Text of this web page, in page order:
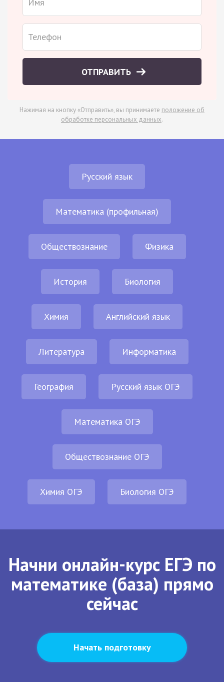
ОТПРАВИТЬ
Нажимая на кнопку «Отправить», вы принимаете положение об
обработке персональных данных.
Русский язык
Математика (профильная)
Обществознание Физика
История Биология
Химия Английский язык
Литература Информатика
География Русский язык ОГЭ
Математика ОГЭ
Обществознание ОГЭ
Химия ОГЭ Биология ОГЭ
Начни онлайн-курс ЕГЭ по
математике (база) прямо
сейчас
Начать подготовку